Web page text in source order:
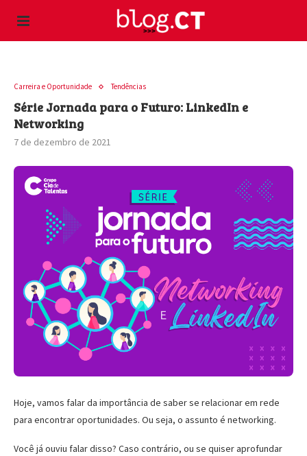
Carreira e Oportunidade Tendências
Série Jornada para o Futuro: LinkedIn e
Networking
7 de dezembro de 2021
Hoje, vamos falar da importância de saber se relacionar em rede
para encontrar oportunidades. Ou seja, o assunto é networking.
Você já ouviu falar disso? Caso contrário, ou se quiser aprofundar